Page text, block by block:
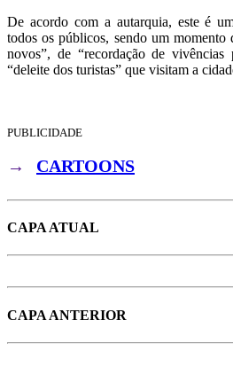
De acordo com a autarquia, este é
todos os públicos, sendo um momento
novos”, de “recordação de
“deleite dos turistas” que visitam a
PUBLICIDADE
→ CARTOONS
CAPA ATUAL
CAPA ANTERIOR